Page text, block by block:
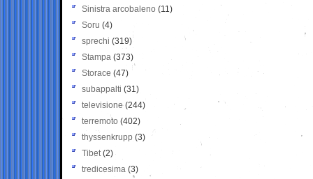
Sinistra arcobaleno (11)
Soru (4)
sprechi (319)
Stampa (373)
Storace (47)
subappalti (31)
televisione(244)
terremoto (402)
thyssenkrupp (3)
Tibet(2)
tredicesima (3)